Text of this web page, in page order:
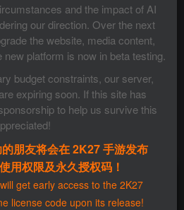
宝石
戏
and the impact of AI
our direction. Over the next
the website, media content,
new platform is now in beta testing.
budget constraints, our server,
expiring soon. If this site has
to help us survive this
朋友将会在 2K27 手游发布
用权限及永久授权码！
get early access to the 2K27
license code upon its release!